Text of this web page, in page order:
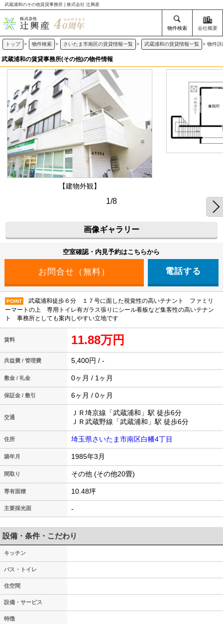
武蔵浦和のその他賃貸事務所 | 株式会社 辻興産
物件検索 会社概要
トップ > 物件検索 > さいたま市南区の賃貸情報一覧 > 武蔵浦和の賃貸情報一覧 > 物件詳
武蔵浦和の賃貸事務所(その他)の物件情報
【建物外観】
1/8
画像ギャラリー
空室確認・内見予約はこちらから
電話する
POINT
武蔵浦和徒歩６分 １７号に面した視覚性の高いテナント ファミリ
ーマートの上 専用トイレ有ガラス張りにシール看板など集客性の高いテナン
ト 事務所としても案内しやすい立地です
賃料 11.88万円
共益費 / 管理費 5,400円 / -
敷金 / 礼金 0ヶ月 / 1ヶ月
保証金 / 敷引 6ヶ月 / 0ヶ月
交通
ＪＲ埼京線「武蔵浦和」駅 徒歩6分
ＪＲ武蔵野線「武蔵浦和」駅 徒歩6分
住所 埼玉県さいたま市南区白幡4丁目
築年月 1985年3月
間取り その他 (その他20畳)
専有面積 10.48坪
主要採光面 -
設備・条件・こだわり
キッチン
バス・トイレ
住空間
設備・サービス
特徴